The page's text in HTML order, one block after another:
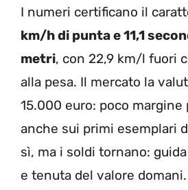
I numeri certificano il
km/h di punta e 11,1
metri, con 22,9 km/l fuori
alla pesa. Il mercato la
15.000 euro: poco margine
anche sui primi esemplari
sì, ma i soldi tornano:
e tenuta del valore